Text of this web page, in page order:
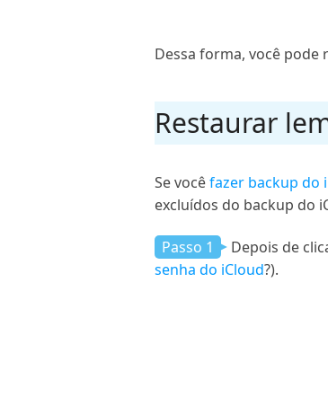
Dessa forma, você
Restaurar
Se vocêfazer backup do
excluídos do backup do
Passo 1 Depois de
senha do iCloud?).